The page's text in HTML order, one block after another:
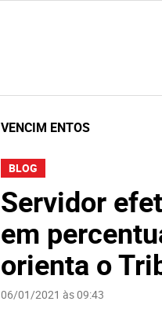
VENCIM ENTOS
BLOG
Servidor
em
orienta o
06/01/2021 às 09:43